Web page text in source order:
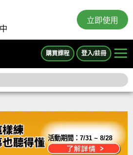
立即使用
購買課程 登入/註冊
活動期間：7/31 ~ 8/28